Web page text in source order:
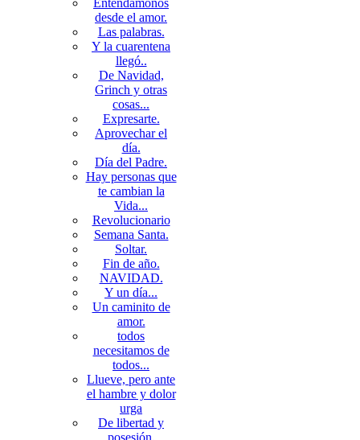
Entendámonos
desde el amor.
Las palabras.
Y la cuarentena
llegó..
De Navidad,
Grinch y otras
cosas...
Expresarte.
Aprovechar el
día.
Día del Padre.
Hay personas que
te cambian la
Vida...
Revolucionario
Semana Santa.
Soltar.
Fin de año.
NAVIDAD.
Y un día...
Un caminito de
amor.
todos
necesitamos de
todos...
Llueve, pero ante
el hambre y dolor
urga
De libertad y
posesión.